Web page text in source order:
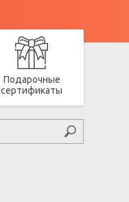
Подарочные
сертификаты